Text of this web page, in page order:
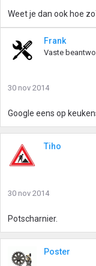
Weet je dan ook hoe
Frank
Vaste
30 nov 2014
Google eens op
Tiho
30 nov 2014
Potscharnier.
Poster